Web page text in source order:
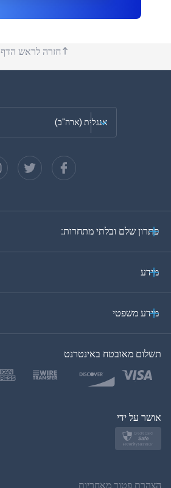
חזרה לראש הדף
אנגלית (ארה"ב)
גרמנית
בטורקית
פולנית
פתרון שלם ובלתי מתחרות:
מידע
מידע משפטי
תשלום מאובטח באינטרנט
אושר על ידי
הצהרת פטור מאחריות